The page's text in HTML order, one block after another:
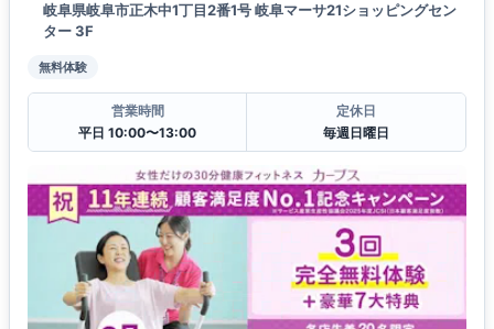
岐阜県岐阜市正木中1丁目2番1号 岐阜マーサ21ショッピングセン
ター 3F
無料体験
営業時間
平日 10:00〜13:00
定休日
毎週日曜日